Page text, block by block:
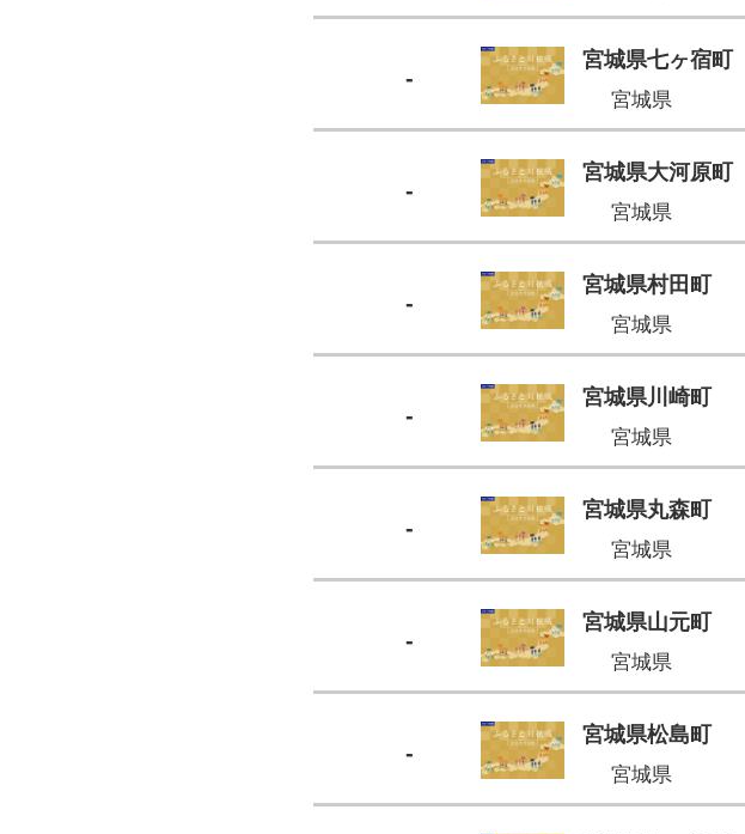
-
宮城県七ヶ宿町
宮城県
-
宮城県大河原町
宮城県
-
宮城県村田町
宮城県
-
宮城県川崎町
宮城県
-
宮城県丸森町
宮城県
-
宮城県山元町
宮城県
-
宮城県松島町
宮城県